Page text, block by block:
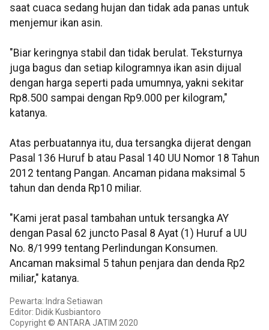
saat cuaca sedang hujan dan tidak ada panas untuk
menjemur ikan asin.
"Biar keringnya stabil dan tidak berulat. Teksturnya
juga bagus dan setiap kilogramnya ikan asin dijual
dengan harga seperti pada umumnya, yakni sekitar
Rp8.500 sampai dengan Rp9.000 per kilogram,"
katanya.
Atas perbuatannya itu, dua tersangka dijerat dengan
Pasal 136 Huruf b atau Pasal 140 UU Nomor 18 Tahun
2012 tentang Pangan. Ancaman pidana maksimal 5
tahun dan denda Rp10 miliar.
"Kami jerat pasal tambahan untuk tersangka AY
dengan Pasal 62 juncto Pasal 8 Ayat (1) Huruf a UU
No. 8/1999 tentang Perlindungan Konsumen.
Ancaman maksimal 5 tahun penjara dan denda Rp2
miliar," katanya.
Pewarta: Indra Setiawan
Editor: Didik Kusbiantoro
Copyright © ANTARA JATIM 2020